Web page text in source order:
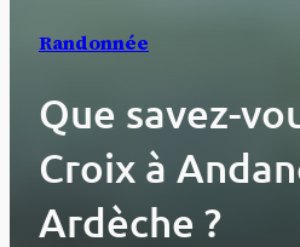
Randonnée
Que savez-
Croix à
Ardèche ?